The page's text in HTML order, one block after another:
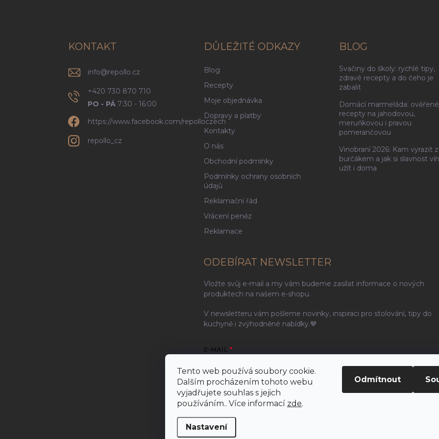
Tento web používá soubory cookie.
Dalším procházením tohoto webu
vyjadřujete souhlas s jejich
používáním.. Více informací zde.
Nastavení
Odmítnout
KONTAKT
info@repollo.cz
+420 730 870 710
PO - PÁ 7:30 - 16:00
https://www.facebook.com/repolloczech
repollo_cz
DŮLEŽITÉ ODKAZY
Blog
Recepty
Moje objednávka
Dopravy a platby
Kontakty
O nás
Obchodní podmínky
Podmínky ochrany osobních
údajů
Reklamační řád
Vrácení peněz
Reklamace
BLOG
Svačiny do školy: rychlé tipy,
zdravé recepty a do čeho je
zabalit
Domácí marmeláda: ověřené
recepty na jahodovou,
meruňkovou i pravou
pomerančovou
Vinobraní 2026: Kam vyrazit
burčákem a jak si slavnost
užít i doma
ODEBÍRAT NEWSLETTER
Vložte svůj e-mail a my vám budeme zasílat informace o nových
produktech na našem e-shopu.
V newsletteru vám pošleme novinky, inspiraci pro stolování, tipy do
kuchyně i zvýhodněné nabídky.🤎
E-MAIL
Vložením e-mailu souhlasíte s
Přihlásit se